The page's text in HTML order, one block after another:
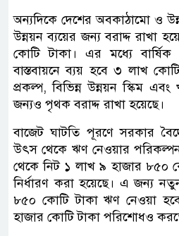
অন্যদিকে দেশের অবকাঠামো ও
উন্নয়ন ব্যয়ের জন্য বরাদ্দ রাখা
কোটি টাকা। এর মধ্যে বার্ষিক
বাস্তবায়নে ব্যয় হবে ৩ লাখ
প্রকল্প, বিভিন্ন উন্নয়ন স্কিম এবং
জন্যও পৃথক বরাদ্দ রাখা হয়েছে।
বাজেট ঘাটতি পূরণে সরকার
উৎস থেকে ঋণ নেওয়ার
থেকে নিট ১ লাখ ৯ হাজার ৮৫০
নির্ধারণ করা হয়েছে। এ জন্য
৮৫০ কোটি টাকা ঋণ নেওয়া
হাজার কোটি টাকা পরিশোধও